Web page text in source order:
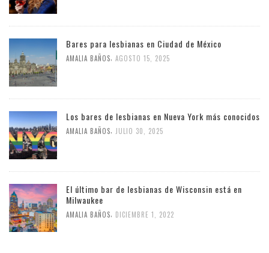
Bares para lesbianas en Ciudad de México
AMALIA BAÑOS AGOSTO 15, 2025
Los bares de lesbianas en Nueva York más conocidos
AMALIA BAÑOS JULIO 30, 2025
El último bar de lesbianas de Wisconsin está en
Milwaukee
AMALIA BAÑOS DICIEMBRE 1, 2022